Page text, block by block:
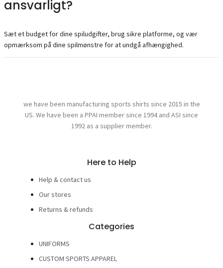
ansvarligt?
Sæt et budget for dine spiludgifter, brug sikre platforme, og vær
opmærksom på dine spilmønstre for at undgå afhængighed.
we have been manufacturing sports shirts since 2015 in the
US. We have been a PPAI member since 1994 and ASI since
1992 as a supplier member.
Here to Help
Help & contact us
Our stores
Returns & refunds
Categories
UNIFORMS
CUSTOM SPORTS APPAREL